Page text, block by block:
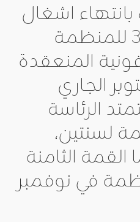
اشغال
الدورة الوزارية 36 للمنظمة
المنعقدة
و31 أكتوبر الجاري
الرئاسة
لسنتين،
الثامنة
في نوفمبر